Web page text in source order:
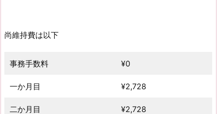
尚維持費は以下
事務手数料 ¥0
一か月目 ¥2,728
二か月目 ¥2,728